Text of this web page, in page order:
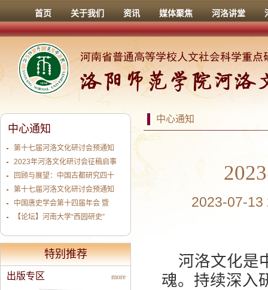
首页 关于我们 资讯 媒体聚焦 河洛讲堂
中心通知
2023-07-13
河洛文化是
魂。持续深入
中心通知
第十七届河洛文化研讨会预通知
2023年河洛文化研讨会征稿启事
回顾与展望：中国古都研究四十
第十七届河洛文化研讨会预通知
中国唐史学会第十四届年会 暨
【论坛】河南大学“西园研史”
特别推荐
more
出版专区